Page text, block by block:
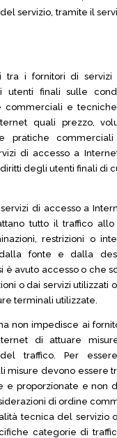
servizio, tramite il
tra i fornitori di servizi
utenti finali sulle
commerciali e
quali prezzo,
pratiche
di accesso a
degli utenti finali di
di accesso a
tutto il traffico allo
restrizioni o
fonte e dalla
è avuto accesso o che
o dai servizi utilizzati
terminali utilizzate.
non impedisce ai
di attuare
traffico. Per
misure devono essere
e proporzionate e non
di ordine
tecnica del servizio
categorie di